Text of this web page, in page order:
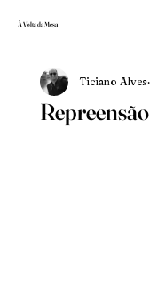
À Volta da Mesa
Repreensão
Ticiano Alves